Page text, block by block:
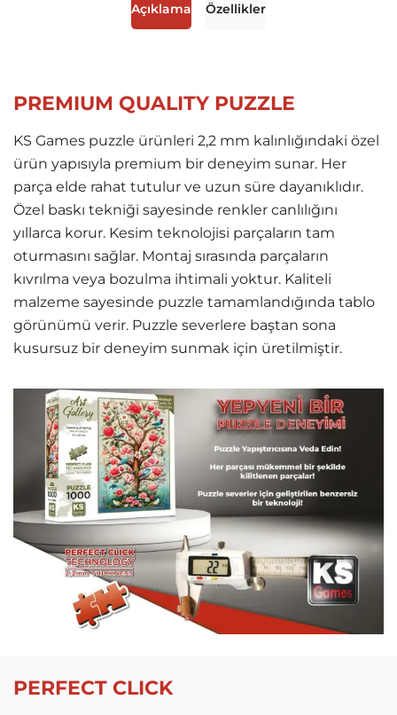
Açıklama Özellikler
PREMIUM QUALITY PUZZLE
KS Games puzzle ürünleri 2,2 mm kalınlığındaki özel
ürün yapısıyla premium bir deneyim sunar. Her
parça elde rahat tutulur ve uzun süre dayanıklıdır.
Özel baskı tekniği sayesinde renkler canlılığını
yıllarca korur. Kesim teknolojisi parçaların tam
oturmasını sağlar. Montaj sırasında parçaların
kıvrılma veya bozulma ihtimali yoktur. Kaliteli
malzeme sayesinde puzzle tamamlandığında tablo
görünümü verir. Puzzle severlere baştan sona
kusursuz bir deneyim sunmak için üretilmiştir.
PERFECT CLICK